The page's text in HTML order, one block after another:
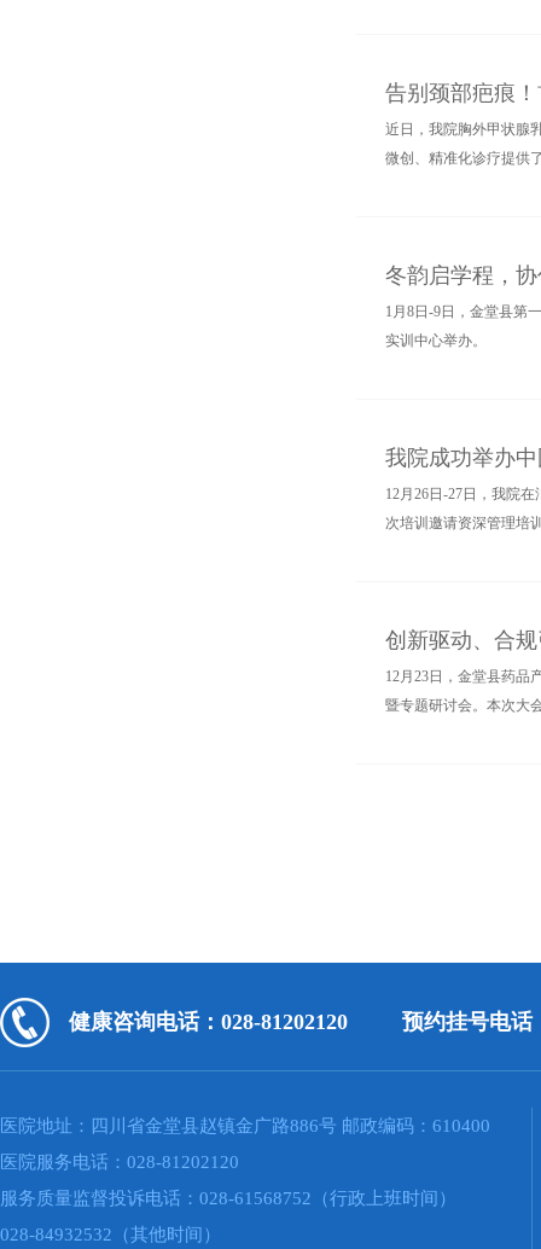
告别颈部疤痕
近日，我院胸外甲状腺
微创、精准化诊疗提供
冬韵启学程，
1月8日-9日，金堂县第
实训中心举办。
我院成功举办
12月26日-27日，我院
次培训邀请资深管理培
创新驱动、合
12月23日，金堂县药品
暨专题研讨会。本次大
健康咨询电话：028-81202120 预约挂号电话
医院地址：四川省金堂县赵镇金广路886号 邮政编码：610400
医院服务电话：028-81202120
服务质量监督投诉电话：028-61568752（行政上班时间）
028-84932532（其他时间）